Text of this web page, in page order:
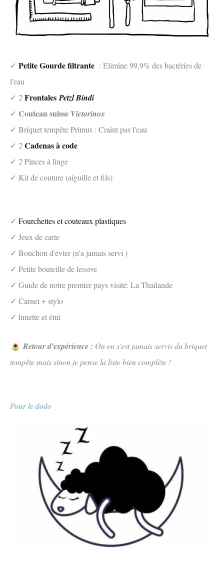
✓ Petite Gourde filtrante : Elimine 99,9% des bactéries de
l'eau
✓ 2FrontalesPetzl Bindi
✓ Couteau suisse Victorinox
✓ Briquet tempête Primus : Craint pas l'eau
✓ 2Cadenas à code
✓ 2 Pinces à linge
✓ Kit de couture (aiguille et fils)
✓ Fourchettes et couteaux plastiques
✓ Jeux de carte
✓ Bouchon d'évier (n'a jamais servi )
✓ Petite bouteille de lessive
✓ Guide de notre premier pays visité: La Thaïlande
✓ Carnet + stylo
✓ lunette et étui
Retour d'expérience : On en s'est jamais servis du briquet
tempête mais sinon je pense la liste bien complète !
Pour le dodo